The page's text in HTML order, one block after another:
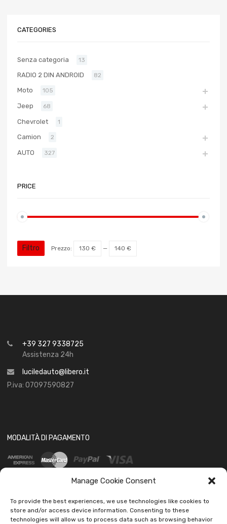
Manage Cookie Consent
To provide the best experiences, we use technologies like cookies to
store and/or access device information. Consenting to these
technologies will allow us to process data such as browsing behavior
CATEGORIES
Senza categoria 13
RADIO 2 DIN ANDROID 82
Moto 105
Jeep 68
Chevrolet 1
Camion 2
AUTO 327
PRICE
Filtro Prezzo: 130 € — 140 €
+39 327 9338725
Assistenza 24h
luciledauto@libero.it
P.iva: 07097590827
MODALITÀ DI PAGAMENTO